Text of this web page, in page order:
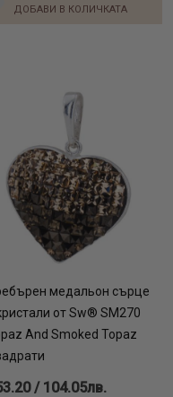
ДОБАВИ В КОЛИЧКАТА
медальон сърце
от Sw® SM270
And Smoked Topaz
/ 104.05лв.